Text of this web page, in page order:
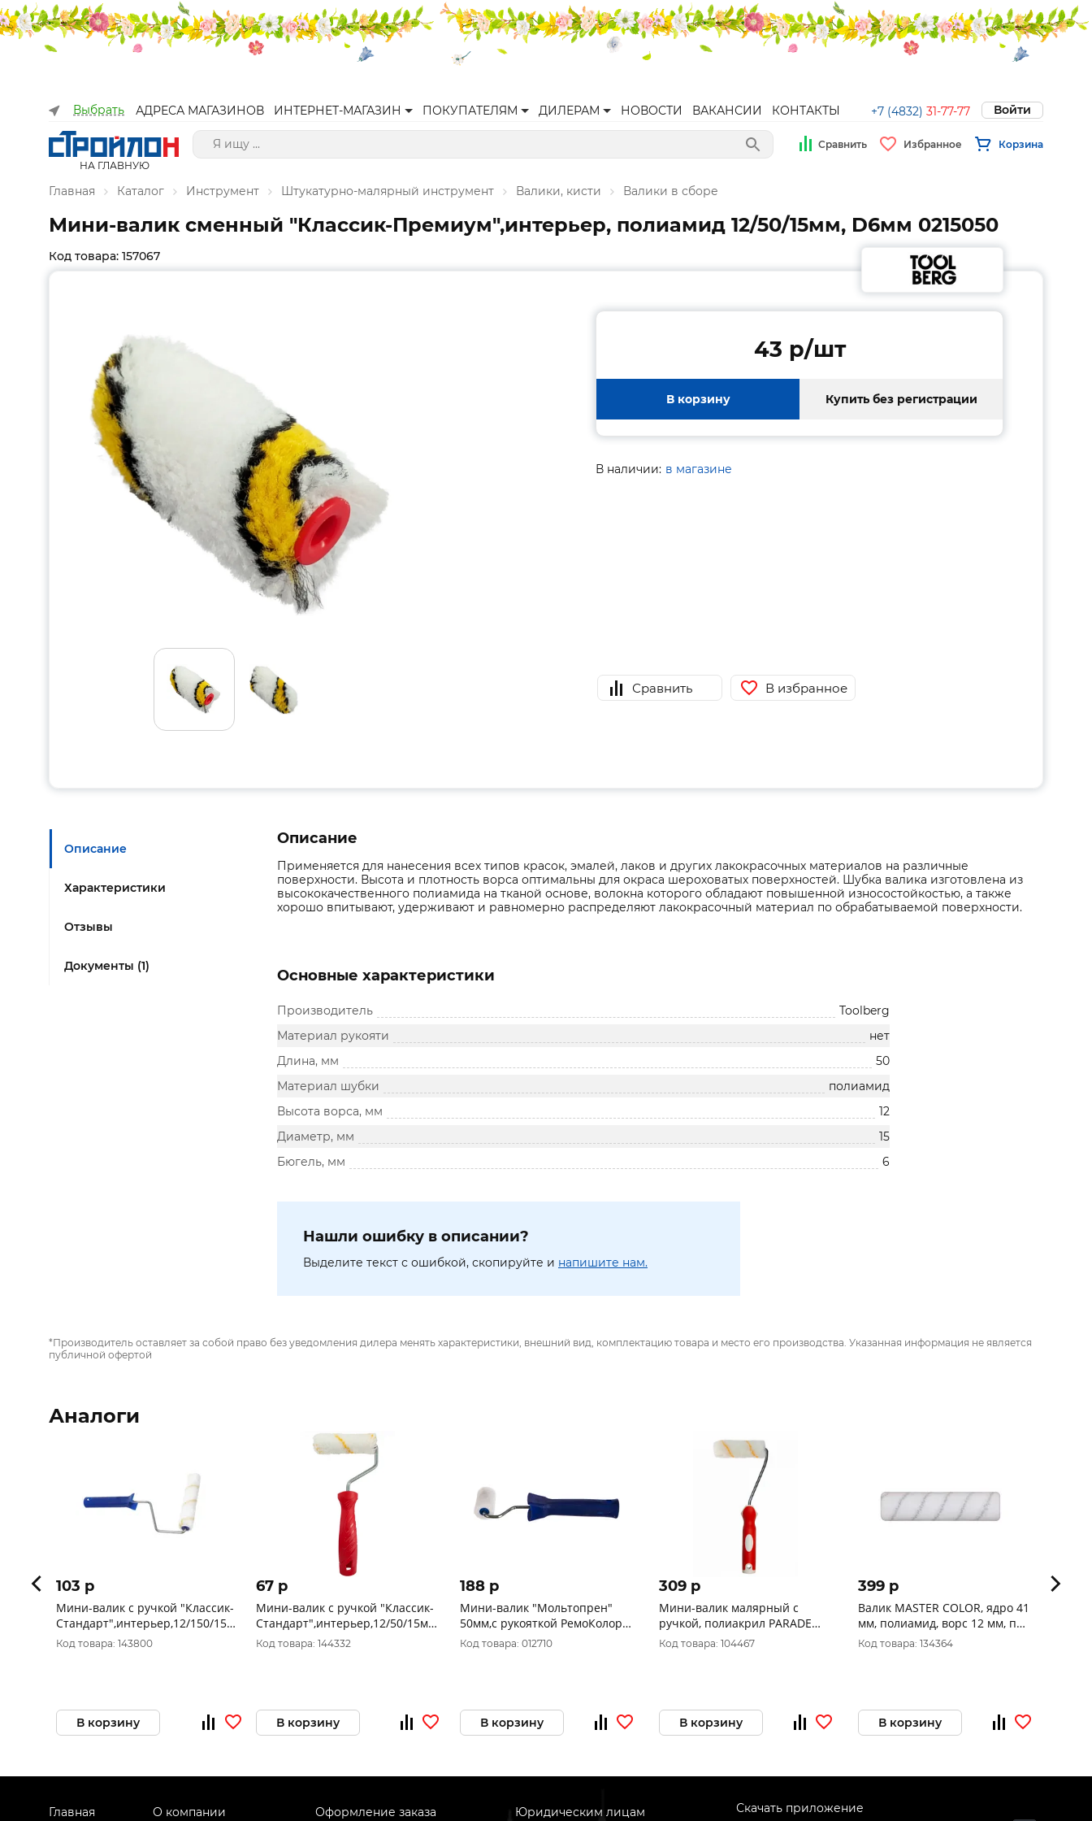
Выбрать АДРЕСА МАГАЗИНОВ ИНТЕРНЕТ-МАГАЗИН ПОКУПАТЕЛЯМ ДИЛЕРАМ НОВОСТИ ВАКАНСИИ КОНТАКТЫ +7 (4832) 31-77-77 Войти
НА ГЛАВНУЮ
Сравнить Избранное Корзина
Главная Каталог Инструмент Штукатурно-малярный инструмент Валики, кисти Валики в сборе
Мини-валик сменный "Классик-Премиум",интерьер, полиамид 12/50/15мм, D6мм 0215050
Код товара: 157067
43 p/шт
В корзину Купить без регистрации
В наличии: в магазине
Сравнить В избранное
Описание
Характеристики
Отзывы
Документы (1)
Описание
Применяется для нанесения всех типов красок, эмалей, лаков и других лакокрасочных материалов на различные
поверхности. Высота и плотность ворса оптимальны для окраса шероховатых поверхностей. Шубка валика изготовлена из
высококачественного полиамида на тканой основе, волокна которого обладают повышенной износостойкостью, а также
хорошо впитывают, удерживают и равномерно распределяют лакокрасочный материал по обрабатываемой поверхности.
Основные характеристики
Производитель
Toolberg
Материал рукояти
нет
Длина, мм
50
Материал шубки
полиамид
Высота ворса, мм
12
Диаметр, мм
15
Бюгель, мм
6
Нашли ошибку в описании?
Выделите текст с ошибкой, скопируйте и напишите нам.
*Производитель оставляет за собой право без уведомления дилера менять характеристики, внешний вид, комплектацию товара и место его производства. Указанная информация не является
публичной офертой
Аналоги
103 p
Мини-валик с ручкой "Классик-
Стандарт",интерьер,12/150/15мм,
D6мм, желт.нить 0210153
Код товара: 143800
В корзину
67 p
Мини-валик с ручкой "Классик-
Стандарт",интерьер,12/50/15мм,
D6мм,желт.нить 0210150
Код товара: 144332
В корзину
188 p
Мини-валик "Мольтопрен"
50мм,с рукояткой РемоКолор
06-2-210
Код товара: 012710
В корзину
309 p
Мини-валик малярный с
ручкой, полиакрил PARADE
11/15/100 мм 7105014
Код товара: 104467
В корзину
399 p
Валик MASTER COLOR, ядро 41
мм, полиамид, ворс 12 мм, под
8 мм ручку, 180 мм 30-0736
Код товара: 134364
В корзину
170
Главная О компании Оформление заказа Юридическим лицам Скачать приложение